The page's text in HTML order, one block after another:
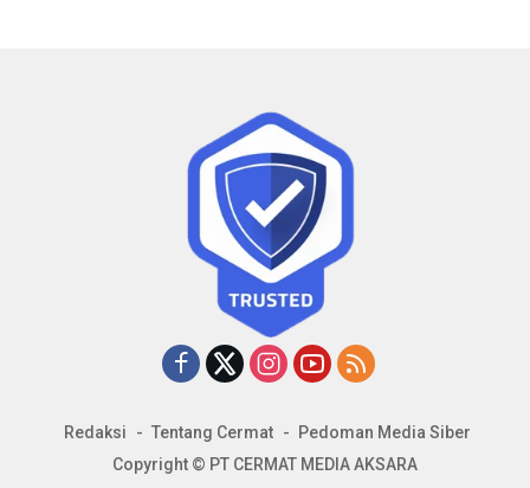
Redaksi Tentang Cermat
Pedoman Media Siber
Copyright © PT CERMAT MEDIA AKSARA